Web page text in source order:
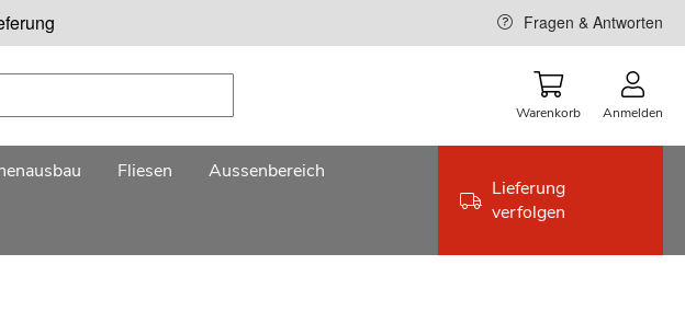
Fragen & Antworten
Warenkorb Anmelden
Fliesen Aussenbereich
Lieferung
verfolgen